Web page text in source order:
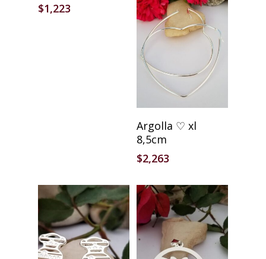
$1,223
Añadir Al Carrito
Argolla ♡ xl
8,5cm
$2,263